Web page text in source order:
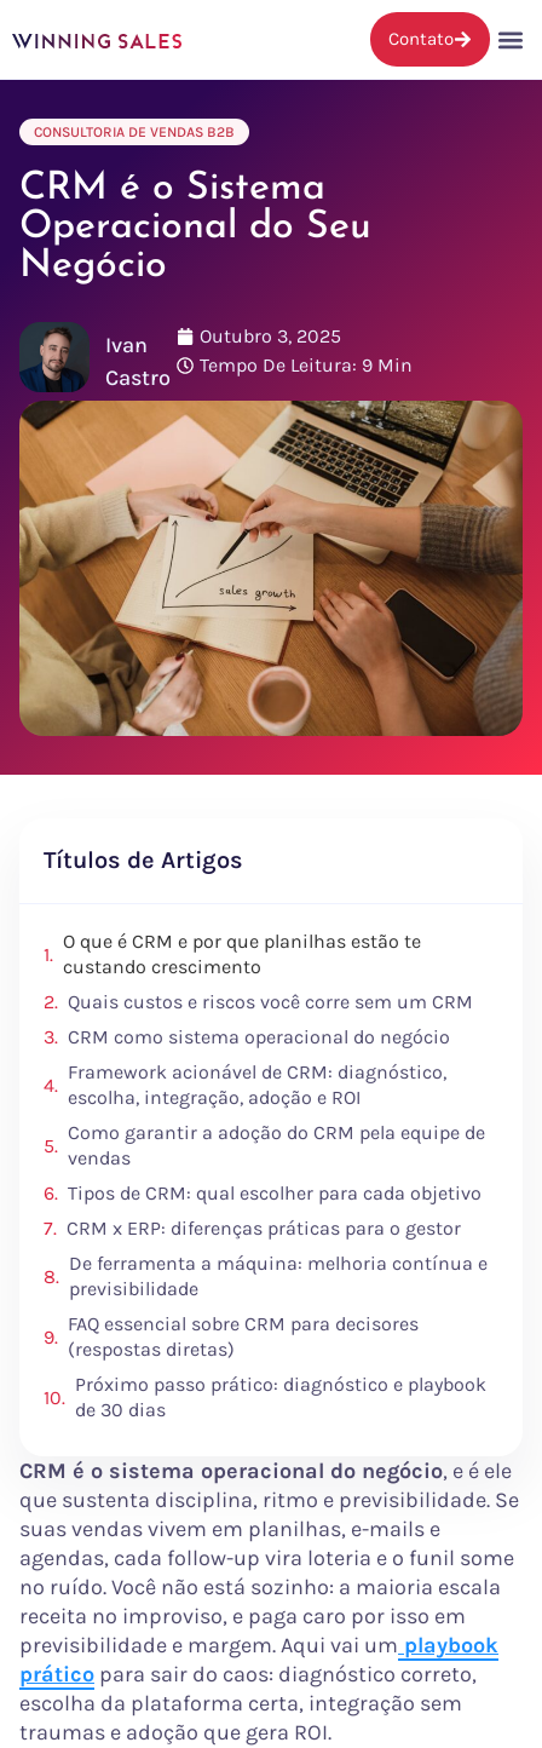
Contato
CONSULTORIA DE VENDAS B2B
CRM é o Sistema
Operacional do Seu
Negócio
Outubro 3, 2025
Tempo De Leitura: 9 Min
Ivan
Castro
Títulos de Artigos
O que é CRM e por que planilhas estão te
custando crescimento
Quais custos e riscos você corre sem um CRM
CRM como sistema operacional do negócio
Framework acionável de CRM: diagnóstico,
escolha, integração, adoção e ROI
Como garantir a adoção do CRM pela equipe de
vendas
Tipos de CRM: qual escolher para cada objetivo
CRM x ERP: diferenças práticas para o gestor
De ferramenta a máquina: melhoria contínua e
previsibilidade
FAQ essencial sobre CRM para decisores
(respostas diretas)
Próximo passo prático: diagnóstico e playbook
de 30 dias
CRM é o sistema operacional do negócio, e é ele
que sustenta disciplina, ritmo e previsibilidade. Se
suas vendas vivem em planilhas, e-mails e
agendas, cada follow-up vira loteria e o funil some
no ruído. Você não está sozinho: a maioria escala
receita no improviso, e paga caro por isso em
previsibilidade e margem. Aqui vai um playbook
prático para sair do caos: diagnóstico correto,
escolha da plataforma certa, integração sem
traumas e adoção que gera ROI.